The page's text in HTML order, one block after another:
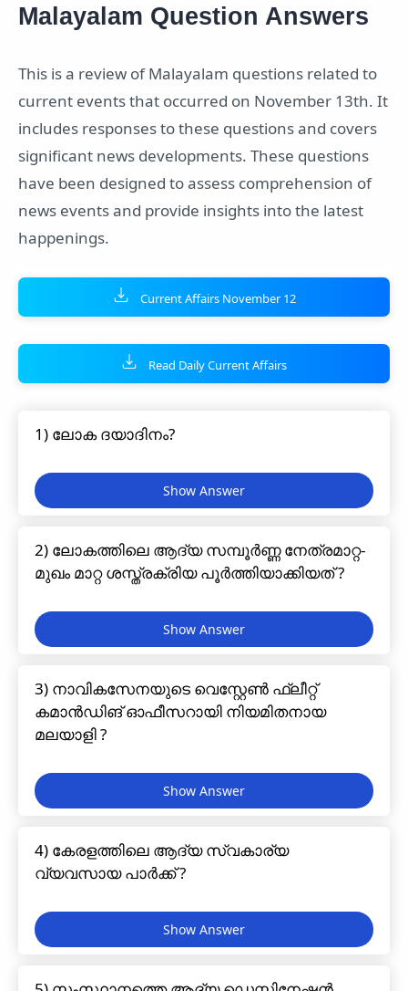
Malayalam Question Answers
This is a review of Malayalam questions related to
current events that occurred on November 13th. It
includes responses to these questions and covers
significant news developments. These questions
have been designed to assess comprehension of
news events and provide insights into the latest
happenings.
Current Affairs November 12
Read Daily Current Affairs
1) ലോക ദയാദിനം?
2) ലോകത്തിലെ ആദ്യ സമ്പൂർണ്ണ നേത്രമാറ്റ-
മുഖം മാറ്റ ശസ്ത്രക്രിയ പൂർത്തിയാക്കിയത് ?
3) നാവികസേനയുടെ വെസ്റ്റേൺ ഫ്ലീറ്റ്
കമാൻഡിങ് ഓഫീസറായി നിയമിതനായ
മലയാളി ?
4) കേരളത്തിലെ ആദ്യ സ്വകാര്യ
വ്യവസായ പാർക്ക് ?